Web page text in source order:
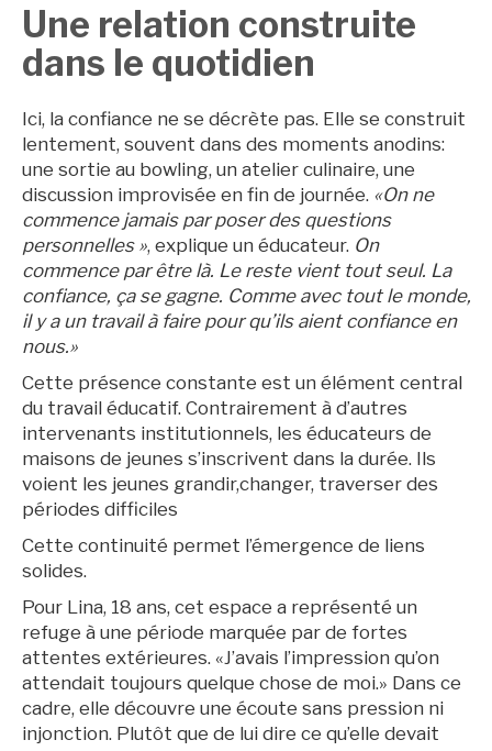
Une relation construite
dans le quotidien
Ici, la confiance ne se décrète pas. Elle se construit
lentement, souvent dans des moments anodins:
une sortie au bowling, un atelier culinaire, une
discussion improvisée en fin de journée. «On ne
commence jamais par poser des questions
personnelles », explique un éducateur. On
commence par être là. Le reste vient tout seul. La
confiance, ça se gagne. Comme avec tout le monde,
il y a un travail à faire pour qu’ils aient confiance en
nous.»
Cette présence constante est un élément central
du travail éducatif. Contrairement à d’autres
intervenants institutionnels, les éducateurs de
maisons de jeunes s’inscrivent dans la durée. Ils
voient les jeunes grandir,changer, traverser des
périodes difficiles
Cette continuité permet l’émergence de liens
solides.
Pour Lina, 18 ans, cet espace a représenté un
refuge à une période marquée par de fortes
attentes extérieures. «J’avais l’impression qu’on
attendait toujours quelque chose de moi.» Dans ce
cadre, elle découvre une écoute sans pression ni
injonction. Plutôt que de lui dire ce qu’elle devait